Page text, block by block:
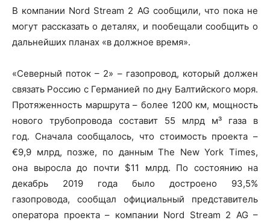
В компании Nord Stream 2 AG сообщили, что пока не
могут рассказать о деталях, и пообещали сообщить о
дальнейших планах «в должное время».
«Северный поток – 2» – газопровод, который должен
связать Россию с Германией по дну Балтийского моря.
Протяженность маршрута – более 1200 км, мощность
нового трубопровода составит 55 млрд м³ газа в
год. Сначала сообщалось, что стоимость проекта –
€9,9 млрд, позже, по данным The New York Times,
она выросла до почти $11 млрд. По состоянию на
декабрь 2019 года было достроено 93,5%
газопровода, сообщал официальный представитель
оператора проекта – компании Nord Stream 2 AG –